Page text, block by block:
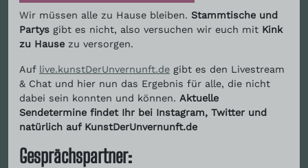
Wir müssen alle zu Hause bleiben. Stammtische und
Partys gibt es nicht, also versuchen wir euch mit Kink
zu Hause zu versorgen.
Auf live.kunstDerUnvernunft.de gibt es den Livestream
& Chat und hier nun das Ergebnis für alle, die nicht
dabei sein konnten und können. Aktuelle
Sendetermine findet Ihr bei Instagram, Twitter und
natürlich auf KunstDerUnvernunft.de
Gesprächspartner: